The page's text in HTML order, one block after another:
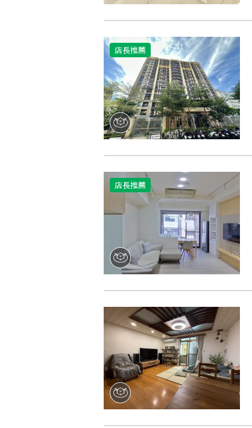
店長推薦
店長推薦